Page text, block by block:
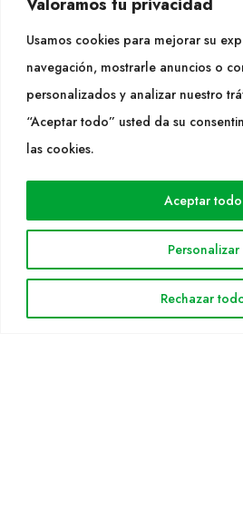
Usamos cookies para mejorar su
navegación, mostrarle anuncios o
personalizados y analizar nuestro
“Aceptar todo” usted da su
las cookies.
Personalizar
Rechazar
Aceptar todo
SÍGUENOS
WEB
Cultidelta
Solicitud Catálogo